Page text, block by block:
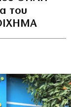
του